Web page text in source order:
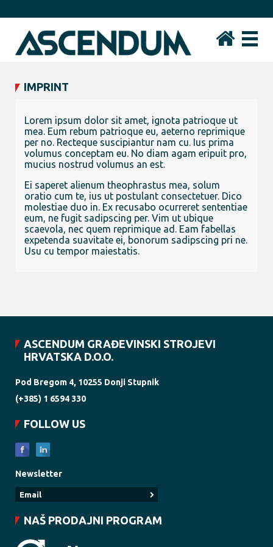
IMPRINT
Lorem ipsum dolor sit amet, ignota patrioque ut
mea. Eum rebum patrioque eu, aeterno reprimique
per no. Recteque suscipiantur nam cu. Ius prima
volumus conceptam eu. No diam agam eripuit pro,
mucius nostrud volumus an est.
Ei saperet alienum theophrastus mea, solum
oratio cum te, ius ut postulant consectetuer. Dico
molestiae duo in. Ex recusabo ocurreret sententiae
eum, ne fugit sadipscing per. Vim ut ubique
scaevola, nec quem reprimique ad. Eam fabellas
expetenda suavitate ei, bonorum sadipscing pri ne.
Usu cu tempor maiestatis.
ASCENDUM GRAĐEVINSKI STROJEVI
HRVATSKA D.O.O.
Pod Bregom 4, 10255 Donji Stupnik
(+385) 1 6594 330
FOLLOW US
Newsletter
NAŠ PRODAJNI PROGRAM